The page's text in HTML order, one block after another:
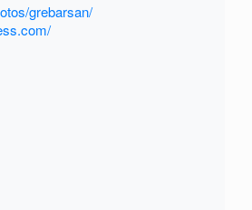
grebarsan/